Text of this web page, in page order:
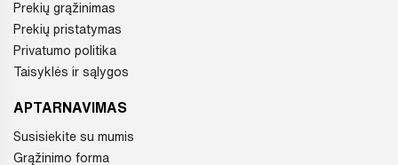
Prekių grąžinimas
Prekių pristatymas
Privatumo politika
Taisyklės ir sąlygos
APTARNAVIMAS
Susisiekite su mumis
Grąžinimo forma